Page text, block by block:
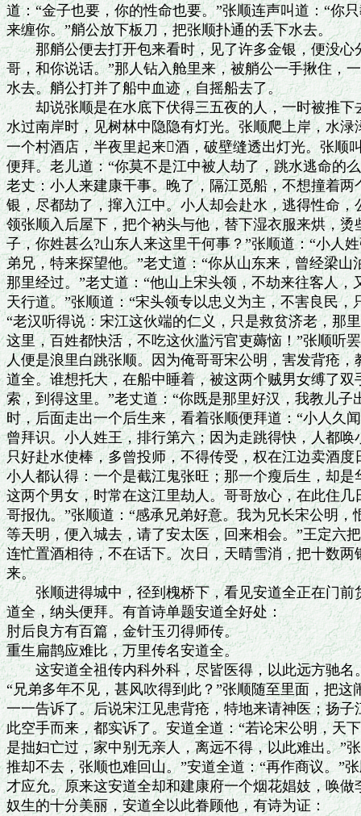
道：“金子也要，你的性命也要。”张顺连声叫道：“你
来缠你。”艄公放下板刀，把张顺扑通的丢下水去。
那艄公便去打开包来看时，见了许多金银，便没心
哥，和你说话。”那人钻入舱里来，被艄公一手揪住，
水去。艄公打并了船中血迹，自摇船去了。
却说张顺是在水底下伏得三五夜的人，一时被推下
水过南岸时，见树林中隐隐有灯光。张顺爬上岸，水
一个村酒店，半夜里起来酒，破壁缝透出灯光。张顺
便拜。老儿道：“你莫不是江中被人劫了，跳水逃命的
老丈：小人来建康干事。晚了，隔江觅船，不想撞着
银，尽都劫了，撺入江中。小人却会赴水，逃得性命，
领张顺入后屋下，把个衲头与他，替下湿衣服来烘，烫
子，你姓甚么?山东人来这里干何事？”张顺道：“小人
弟兄，特来探望他。”老丈道：“你从山东来，曾经梁山
那里经过。”老丈道：“他山上宋头领，不劫来往客人，
天行道。”张顺道：“宋头领专以忠义为主，不害良民，
“老汉听得说：宋江这伙端的仁义，只是救贫济老，那
这里，百姓都快活，不吃这伙滥污官吏薅恼！”张顺听
人便是浪里白跳张顺。因为俺哥哥宋公明，害发背疮
道全。谁想托大，在船中睡着，被这两个贼男女缚了
索，到得这里。”老丈道：“你既是那里好汉，我教儿子
时，后面走出一个后生来，看着张顺便拜道：“小人久
曾拜识。小人姓王，排行第六；因为走跳得快，人都
只好赴水使棒，多曾投师，不得传受，权在江边卖酒
小人都认得：一个是截江鬼张旺；那一个瘦后生，却
这两个男女，时常在这江里劫人。哥哥放心，在此住
哥报仇。”张顺道：“感承兄弟好意。我为兄长宋公明，
等天明，便入城去，请了安太医，回来相会。”王定六
连忙置酒相待，不在话下。次日，天晴雪消，把十数
来。
张顺进得城中，径到槐桥下，看见安道全正在门前
道全，纳头便拜。有首诗单题安道全好处：
肘后良方有百篇，金针玉刃得师传。
重生扁鹊应难比，万里传名安道全。
这安道全祖传内科外科，尽皆医得，以此远方驰名
“兄弟多年不见，甚风吹得到此？”张顺随至里面，把这
一一告诉了。后说宋江见患背疮，特地来请神医；扬
此空手而来，都实诉了。安道全道：“若论宋公明，天
是拙妇亡过，家中别无亲人，离远不得，以此难出。”
推却不去，张顺也难回山。”安道全道：“再作商议。”
才应允。原来这安道全却和建康府一个烟花娼妓，唤
奴生的十分美丽，安道全以此眷顾他，有诗为证：